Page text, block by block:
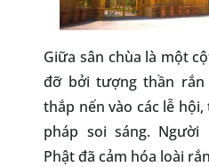
Giữa sân chùa là một
đỡ bởi tượng thần rắn
thắp nến vào các lễ
pháp soi sáng.
Phật đã cảm hóa loài